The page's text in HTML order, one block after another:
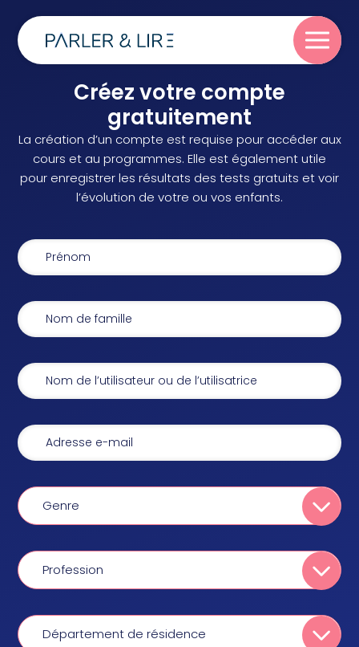
Parler
Lire
Blog
À propos
Créez votre compte
gratuitement
La création d’un compte est requise pour accéder aux
cours et au programmes. Elle est également utile
pour enregistrer les résultats des tests gratuits et voir
l’évolution de votre ou vos enfants.
Genre
Profession
Département de résidence